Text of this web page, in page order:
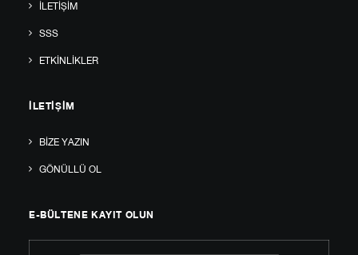
İLETIŞIM
SSS
ETKINLIKLER
İLETIŞIM
BIZE YAZIN
GÖNÜLLÜ OL
E-BÜLTENE KAYIT OLUN